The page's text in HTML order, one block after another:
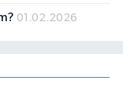
01.02.2026